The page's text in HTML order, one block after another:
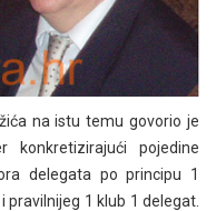
na istu temu govorio je
konkretizirajući pojedine
delegata po principu 1
1 klub 1 delegat.